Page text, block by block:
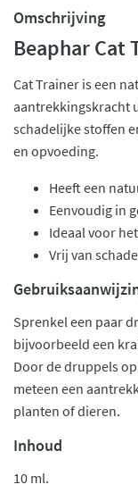
Omschrijving
Beaphar Cat
Cat Trainer is een
aantrekkingskracht
schadelijke stoffen
en opvoeding.
Heeft een
Eenvoudig in
Ideaal voor
Vrij van
Sprenkel een paar
bijvoorbeeld een
Door de druppels
meteen een
planten of dieren.
Inhoud
10 ml.